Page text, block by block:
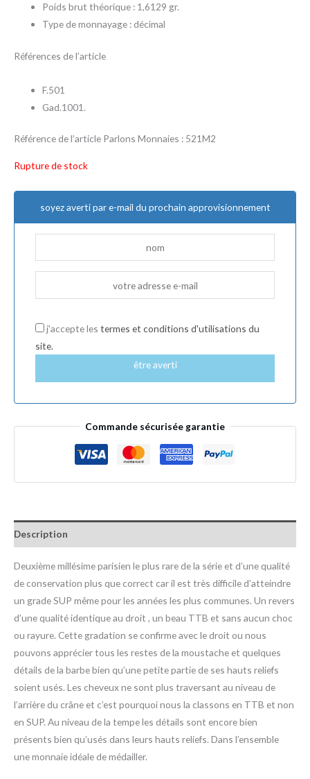
Poids brut théorique : 1,6129 gr.
Type de monnayage : décimal
Références de l’article
F.501
Gad.1001.
Référence de l’article Parlons Monnaies : 521M2
Rupture de stock
soyez averti par e-mail du prochain approvisionnement
j'accepte les termes et conditions d'utilisations du
site.
être averti
Commande sécurisée garantie
Description
Deuxième millésime parisien le plus rare de la série et d’une qualité
de conservation plus que correct car il est très difficile d’atteindre
un grade SUP même pour les années les plus communes. Un revers
d’une qualité identique au droit , un beau TTB et sans aucun choc
ou rayure. Cette gradation se confirme avec le droit ou nous
pouvons apprécier tous les restes de la moustache et quelques
détails de la barbe bien qu’une petite partie de ses hauts reliefs
soient usés. Les cheveux ne sont plus traversant au niveau de
l’arrière du crâne et c’est pourquoi nous la classons en TTB et non
en SUP. Au niveau de la tempe les détails sont encore bien
présents bien qu’usés dans leurs hauts reliefs. Dans l’ensemble
une monnaie idéale de médailler.